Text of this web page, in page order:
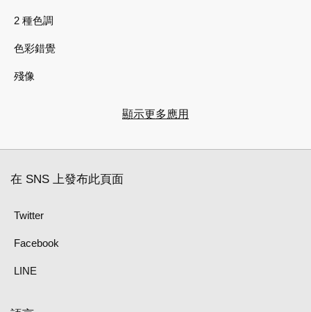
2 種色調
色彩錯覺
殘像
顯示更多應用
在 SNS 上發布此頁面
Twitter
Facebook
LINE